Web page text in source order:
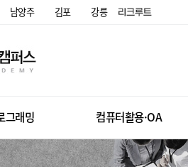
남양주 김포 강릉
그래밍 컴퓨터활용·OA